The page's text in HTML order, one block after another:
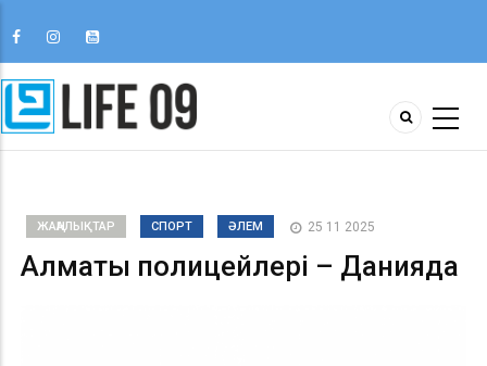
ЖАҢАЛЫҚТАР СПОРТ ӘЛЕМ 25 11 2025
Алматы полицейлері – Данияда